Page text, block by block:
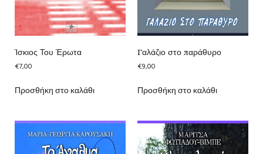
Ίσκιος Του Έρωτα
€7,00
Προσθήκη στο καλάθι
Γαλάζιο στο παράθυρο
€9,00
Προσθήκη στο καλάθι